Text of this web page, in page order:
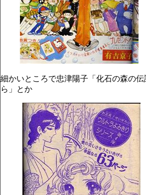
細かいところで忠津陽子「化石の森の
ら」とか